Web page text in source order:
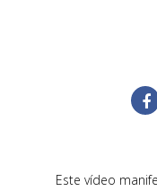
Este vídeo